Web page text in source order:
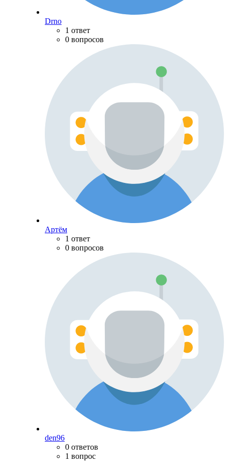
Drno
1 ответ
0 вопросов
Артём
1 ответ
0 вопросов
den96
0 ответов
1 вопрос